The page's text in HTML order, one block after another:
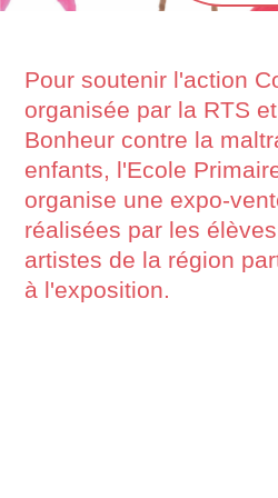
Pour soutenir l'action
organisée par la RTS
Bonheur contre la
enfants, l'Ecole
organise une expo-
réalisées par les
artistes de la région
à l'exposition.